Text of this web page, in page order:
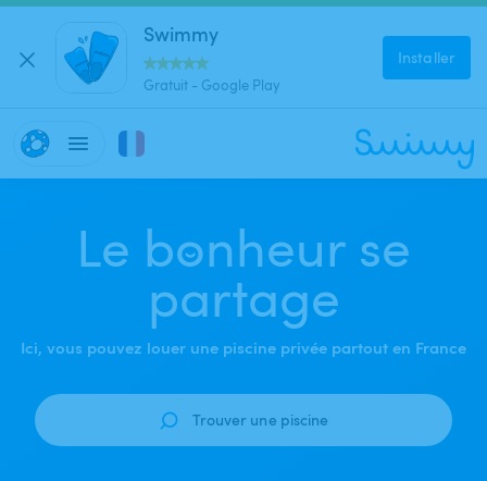
Swimmy
Gratuit - Google Play
Installer
Le bonheur se
partage
Ici, vous pouvez louer une piscine privée partout en France
Trouver une piscine